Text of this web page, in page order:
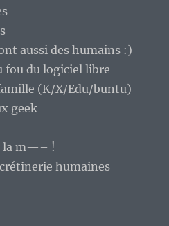
aussi des humains :)
fou du logiciel libre
(K/X/Edu/buntu)
geek
la m—– !
humaines